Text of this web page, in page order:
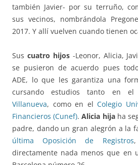
también Javier- por su terruño,
sus vecinos, nombrándola
2017. Y allí vuelven cuando tienen
Sus cuatro hijos-Leonor, Alicia,
se pusieron de acuerdo pues
ADE, lo que les garantiza una
cursando estudios tanto en el
Villanueva, como en elColegio
Financieros (Cunef).Alicia hijaha
padre, dando un gran alegrón a la
última Oposición de Registros
directamente nada menos que en